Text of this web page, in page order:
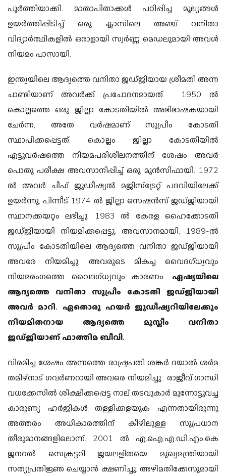
പൂർത്തിയാക്കി. മാതാപിതാക്കൾ പഠിപ്പിച്ച മൂല്യങ്ങൾ
ഉയർത്തിപ്പിടിച്ച് ഒരു ക്ലാസിലെ അഞ്ച് വനിതാ
വിദ്യാർത്ഥികളിൽ ഒരാളായി സ്വർണ്ണ മെഡലുമായി അവൾ
നിയമം പാസായി.
ഇന്ത്യയിലെ ആദ്യത്തെ വനിതാ ജഡ്ജിയായ ശ്രീമതി അന്ന
ചാണ്ടിയാണ് അവർക്ക് പ്രചോദനമായത്. 1950 ൽ
കൊല്ലത്തെ ഒരു ജില്ലാ കോടതിയിൽ അഭിഭാഷകയായി
ചേർന്ന, അതേ വർഷമാണ് സുപ്രീം കോടതി
സ്ഥാപിക്കപ്പെട്ടത്. കൊല്ലം ജില്ലാ കോടതിയിൽ
എട്ടുവർഷത്തെ നിയമപരിശീലനത്തിന് ശേഷം അവർ
പൊതു പരീക്ഷ അവസാനിപ്പിച്ച് ഒരു മുൻസിഫായി. 1972
ൽ അവർ ചീഫ് ജുഡീഷ്യൽ മജിസ്‌ട്രേറ്റ് പദവിയിലേക്ക്
ഉയർന്നു, പിന്നീട് 1974 ൽ ജില്ലാ സെഷൻസ് ജഡ്ജിയായി
സ്ഥാനക്കയറ്റം ലഭിച്ചു. 1983 ൽ കേരള ഹൈക്കോടതി
ജഡ്ജിയായി നിയമിക്കപ്പെട്ടു. അവസാനമായി, 1989-ൽ
സുപ്രീം കോടതിയിലെ ആദ്യത്തെ വനിതാ ജഡ്ജിയായി
അവരേ നിയമിച്ചു, അവരുടെ മികച്ച വൈദഗ്ധ്യവും
നിയമരംഗത്തെ വൈദഗ്ധ്യവും കാരണം. ഏഷ്യയിലെ
ആദ്യത്തെ വനിതാ സുപ്രീം കോടതി ജഡ്ജിയായി
അവർ മാറി. ഏതൊരു ഹയർ ജുഡീഷ്യറിയിലേക്കും
നിയമിതനായ ആദ്യത്തെ മുസ്ലീം വനിതാ
ജഡ്ജിയാണ് ഫാത്തിമ ബീവി.
വിരമിച്ച ശേഷം അന്നത്തെ രാഷ്ട്രപതി ശങ്കർ ദയാൽ ശർമ
തമിഴ്‌നാട് ഗവർണറായി അവരെ നിയമിച്ചു . രാജീവ് ഗാന്ധി
വധക്കേസിൽ ശിക്ഷിക്കപ്പെട്ട നാല് തടവുകാർ മുന്നോട്ടുവച്ച
കാരുണ്യ ഹർജികൾ തള്ളിക്കളയുക എന്നതായിരുന്നു
അത്തരം അധികാരത്തിന് കീഴിലുള്ള സുപ്രധാന
തീരുമാനങ്ങളിലൊന്ന്. 2001 ൽ എ.ഐ.എ.ഡി.എം.കെ
ജനറൽ സെക്രട്ടറി ജയലളിതയെ മുഖ്യമന്ത്രിയായി
സത്യപ്രതിജ്ഞ ചെയ്യാൻ ക്ഷണിച്ചു. അഴിമതിക്കേസുമായി